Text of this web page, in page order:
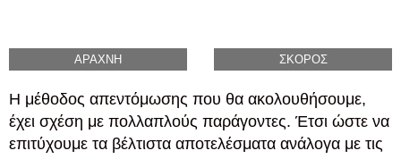
ΑΡΑΧΝΗ ΣΚΟΡΟΣ
Η μέθοδος απεντόμωσης που θα ακολουθήσουμε,
έχει σχέση με πολλαπλούς παράγοντες. Έτσι ώστε να
επιτύχουμε τα βέλτιστα αποτελέσματα ανάλογα με τις